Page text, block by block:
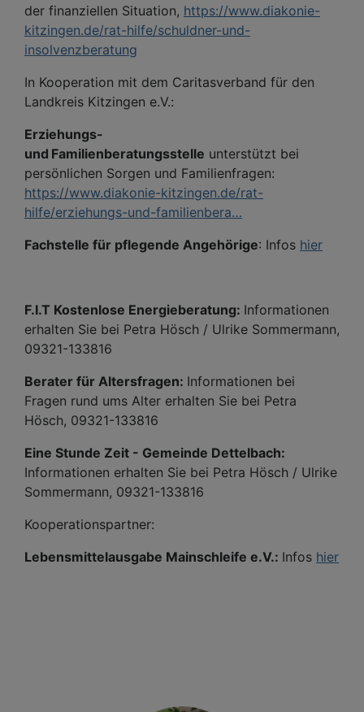
der finanziellen Situation, https://www.diakonie-
kitzingen.de/rat-hilfe/schuldner-und-
insolvenzberatung
In Kooperation mit dem Caritasverband für den
Landkreis Kitzingen e.V.:
Erziehungs-
und Familienberatungsstelle unterstützt bei
persönlichen Sorgen und Familienfragen:
https://www.diakonie-kitzingen.de/rat-
hilfe/erziehungs-und-familienbera…
Fachstelle für pflegende Angehörige: Infos hier
F.I.T Kostenlose Energieberatung: Informationen
erhalten Sie bei Petra Hösch / Ulrike Sommermann,
09321-133816
Berater für Altersfragen: Informationen bei
Fragen rund ums Alter erhalten Sie bei Petra
Hösch, 09321-133816
Eine Stunde Zeit - Gemeinde Dettelbach:
Informationen erhalten Sie bei Petra Hösch / Ulrike
Sommermann, 09321-133816
Kooperationspartner:
Lebensmittelausgabe Mainschleife e.V.: Infos hier